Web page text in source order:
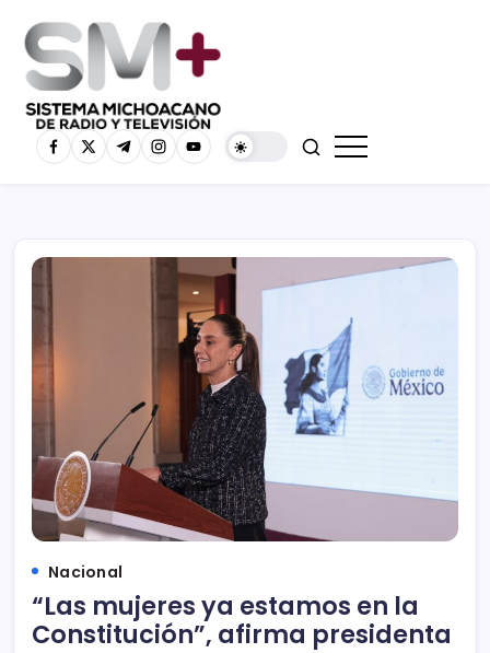
Nacional
“Las mujeres ya estamos en la
Constitución”, afirma presidenta